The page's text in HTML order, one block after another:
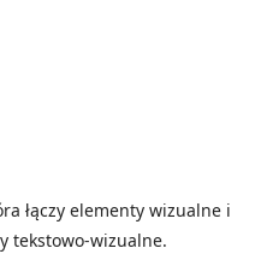
łączy elementy wizualne i
tekstowo-wizualne.